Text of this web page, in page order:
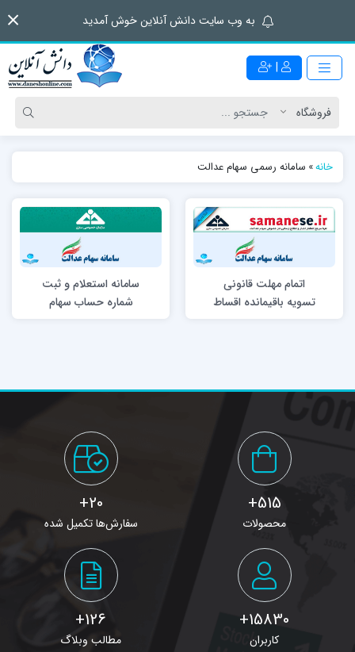
به وب سایت دانش آنلاین خوش آمدید
|
خانه» سامانه رسمی سهام عدالت
اتمام مهلت قانونی
تسویه باقیمانده اقساط
سهام عدالت / امکان
سامانه استعلام و ثبت
شماره حساب سهام
عدالت
515+
محصولات
20+
سفارش‌ها تکمیل شده
15830+
کاربران
126+
مطالب وبلاگ